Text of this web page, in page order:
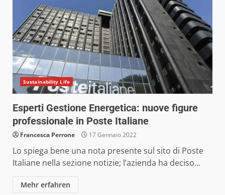
Sustainability Life
Esperti Gestione Energetica: nuove figure
professionale in Poste Italiane
Francesca Perrone 17 Gennaio 2022
Lo spiega bene una nota presente sul sito di Poste
Italiane nella sezione notizie; l’azienda ha deciso...
Mehr erfahren